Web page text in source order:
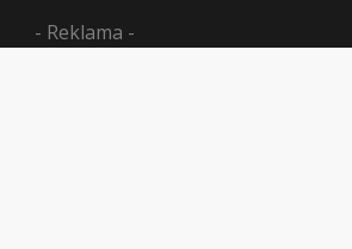
- Reklama -